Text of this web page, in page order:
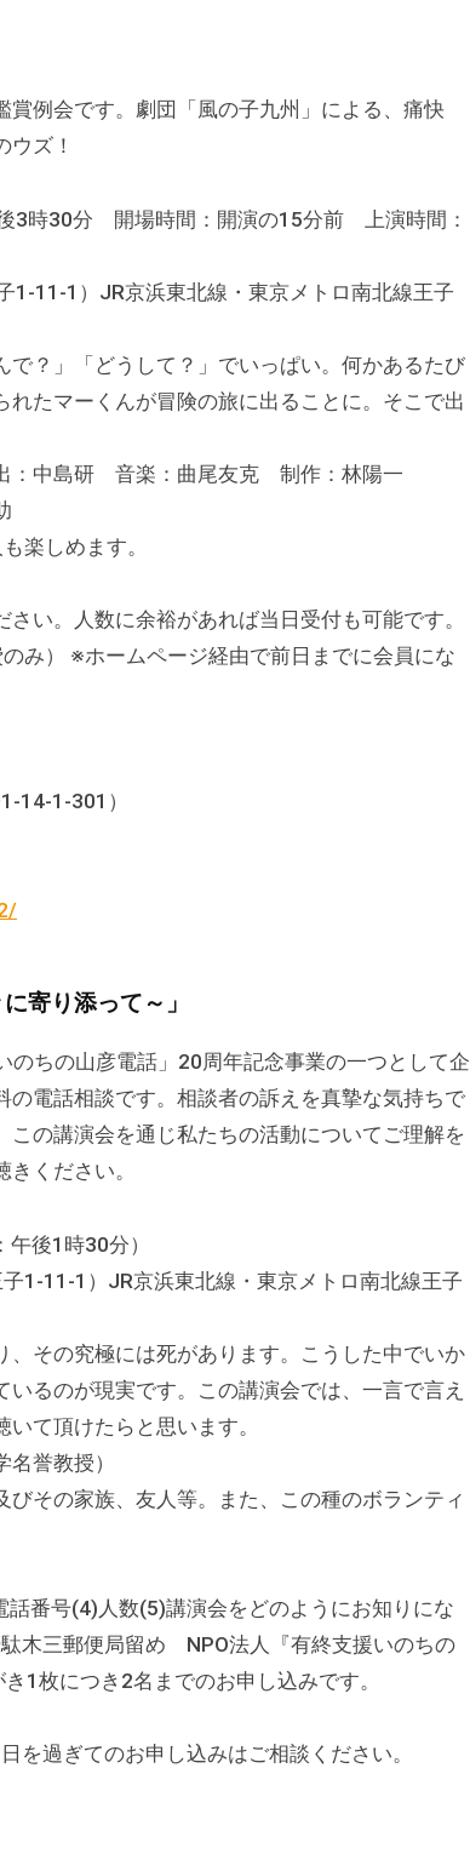
例会です。劇団「風の子九州」による、痛快
ズ！
3時30分 開場時間：開演の15分前 上演時間：
11-1）JR京浜東北線・東京メトロ南北線王子
？」「どうして？」でいっぱい。何かあるたび
たマーくんが冒険の旅に出ることに。そこで出
：中島研 音楽：曲尾友克 制作：林陽一
楽しめます。
い。人数に余裕があれば当日受付も可能です。
み） ※ホームページ経由で前日までに会員にな
14-1-301）
寄り添って～」
のちの山彦電話」20周年記念事業の一つとして企
電話相談です。相談者の訴えを真摯な気持ちで
の講演会を通じ私たちの活動についてご理解を
ください。
後1時30分）
1-11-1）JR京浜東北線・東京メトロ南北線王子
その究極には死があります。こうした中でいか
るのが現実です。この講演会では、一言で言え
て頂けたらと思います。
誉教授）
その家族、友人等。また、この種のボランティ
番号(4)人数(5)講演会をどのようにお知りにな
木三郵便局留め NPO法人『有終支援いのちの
1枚につき2名までのお申し込みです。
過ぎてのお申し込みはご相談ください。